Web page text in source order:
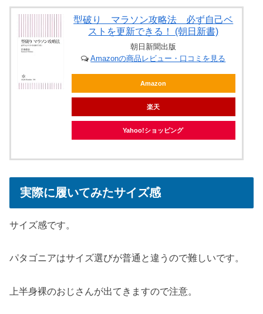
型破り マラソン攻略法 必ず自己ベ
ストを更新できる！ (朝日新書)
朝日新聞出版
Amazonの商品レビュー・口コミを見る
Amazon
楽天
Yahoo!ショッピング
実際に履いてみたサイズ感
サイズ感です。
パタゴニアはサイズ選びが普通と違うので難しいです。
上半身裸のおじさんが出てきますので注意。